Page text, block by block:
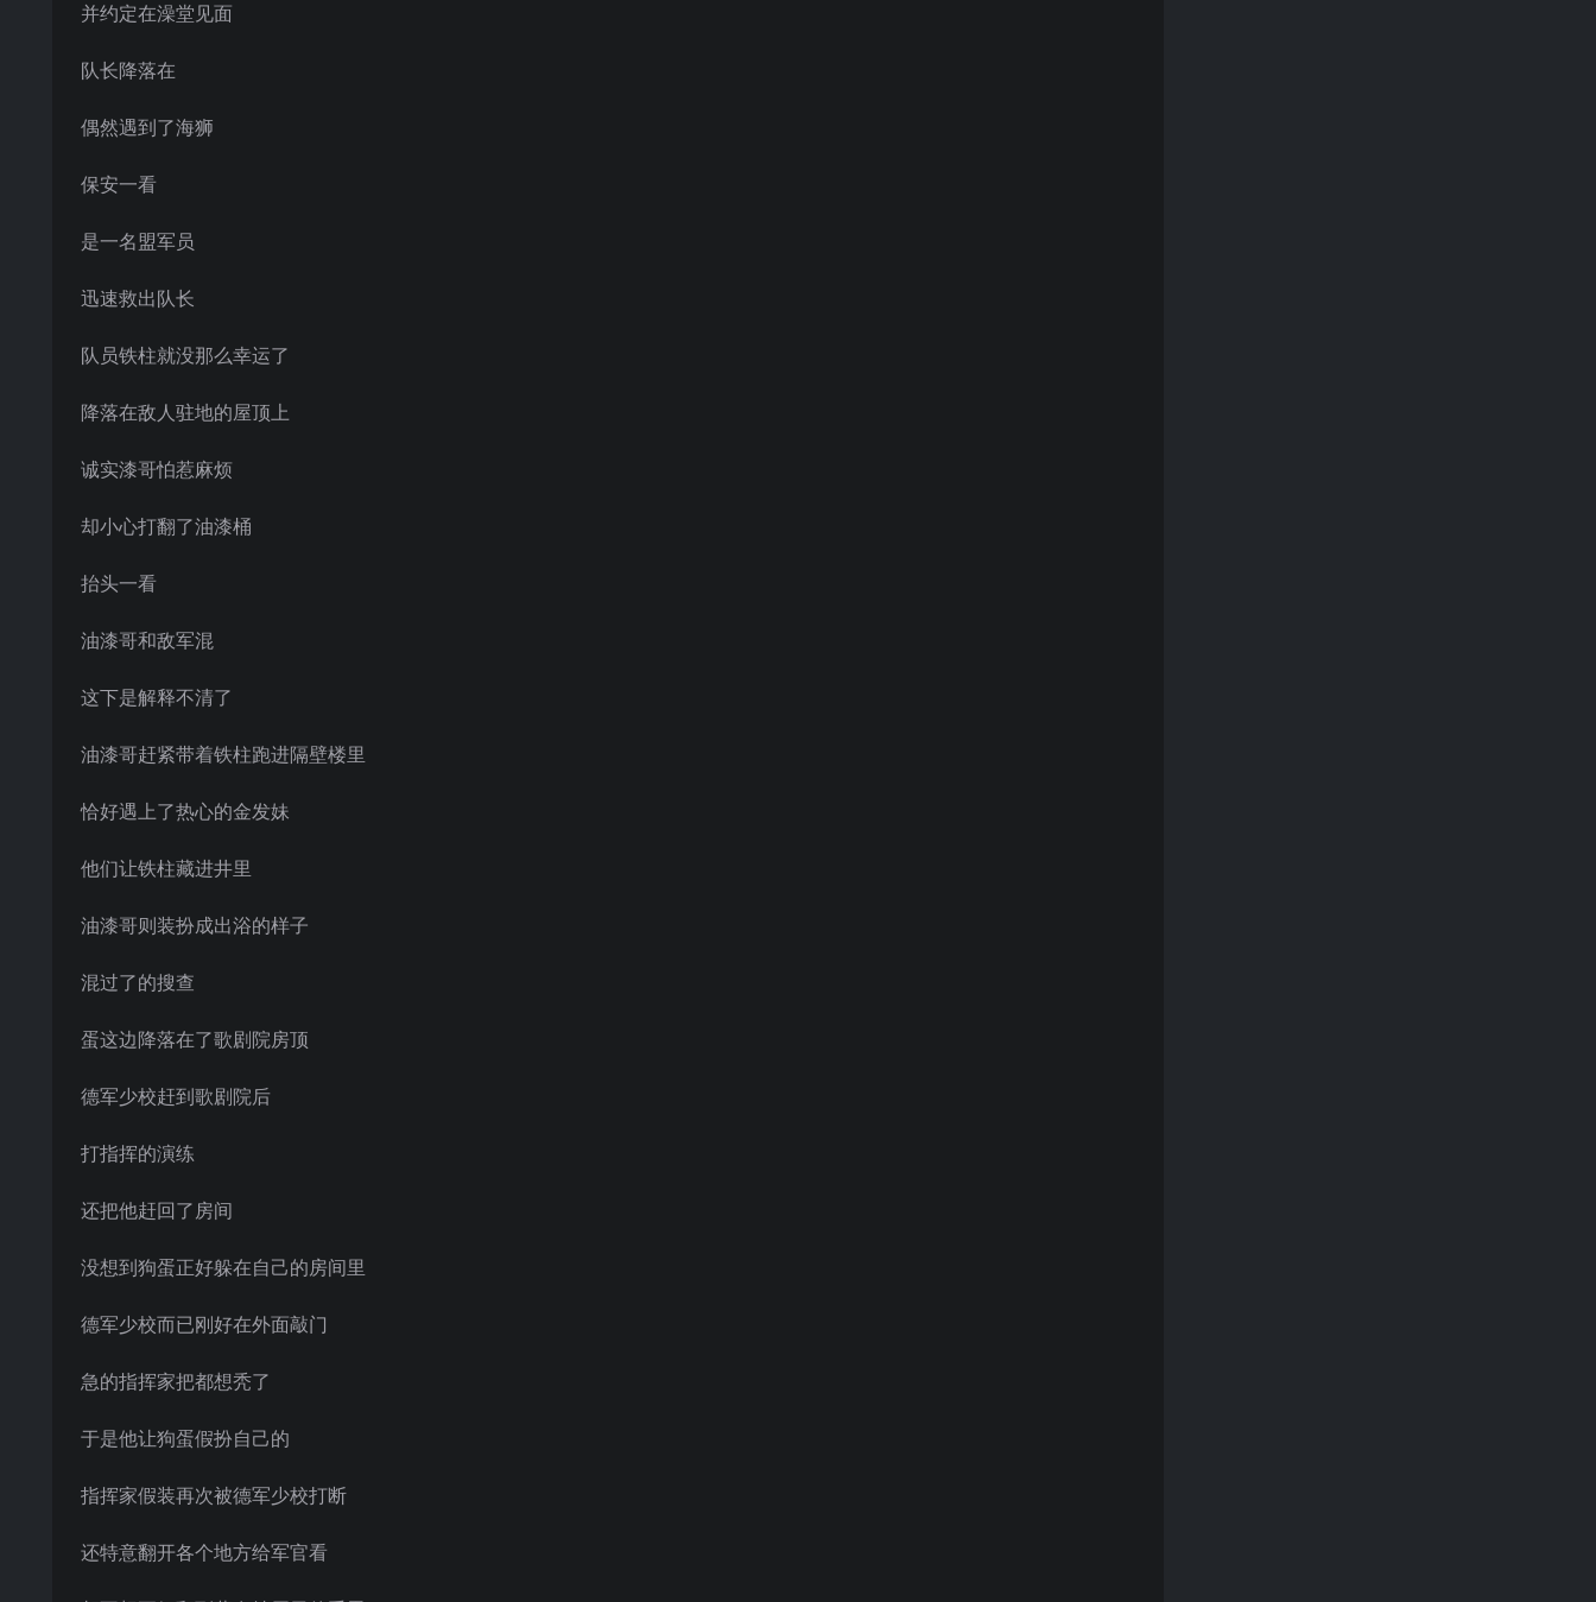
并约定在澡堂见面
队长降落在
偶然遇到了海狮
保安一看
是一名盟军员
迅速救出队长
队员铁柱就没那么幸运了
降落在敌人驻地的屋顶上
诚实漆哥怕惹麻烦
却小心打翻了油漆桶
抬头一看
油漆哥和敌军混
这下是解释不清了
油漆哥赶紧带着铁柱跑进隔壁楼里
恰好遇上了热心的金发妹
他们让铁柱藏进井里
油漆哥则装扮成出浴的样子
混过了的搜查
蛋这边降落在了歌剧院房顶
德军少校赶到歌剧院后
打指挥的演练
还把他赶回了房间
没想到狗蛋正好躲在自己的房间里
德军少校而已刚好在外面敲门
急的指挥家把都想秃了
于是他让狗蛋假扮自己的
指挥家假装再次被德军少校打断
还特意翻开各个地方给军官看